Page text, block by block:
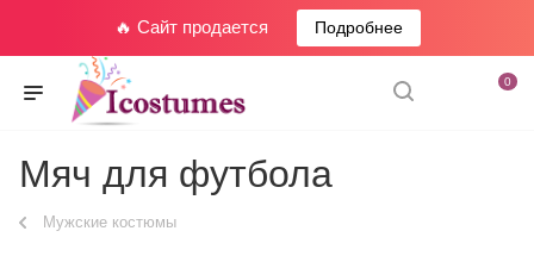
🔥 Сайт продается Подробнее
0
Мяч для футбола
Мужские костюмы